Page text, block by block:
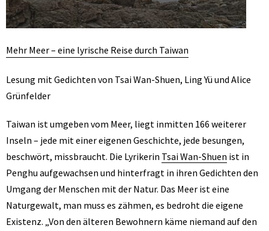
Mehr Meer – eine lyrische Reise durch Taiwan
Lesung mit Gedichten von Tsai Wan-Shuen, Ling Yü und Alice
Grünfelder
Taiwan ist umgeben vom Meer, liegt inmitten 166 weiterer
Inseln – jede mit einer eigenen Geschichte, jede besungen,
beschwört, missbraucht. Die Lyrikerin Tsai Wan-Shuen ist in
Penghu aufgewachsen und hinterfragt in ihren Gedichten den
Umgang der Menschen mit der Natur. Das Meer ist eine
Naturgewalt, man muss es zähmen, es bedroht die eigene
Existenz. „Von den älteren Bewohnern käme niemand auf den